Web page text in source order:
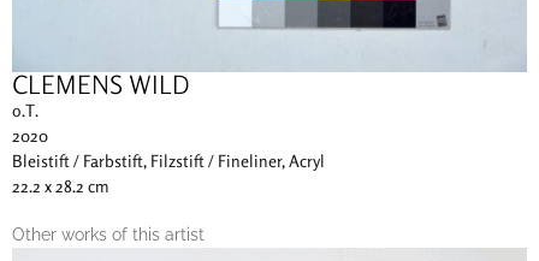
CLEMENS WILD
o.T.
2020
Bleistift / Farbstift, Filzstift / Fineliner, Acryl
22.2 x 28.2 cm
Other works of this artist